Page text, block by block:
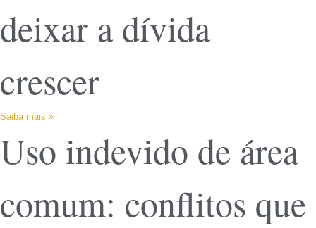
deixar a dívida
crescer
Saiba mais »
Uso indevido de área
comum: conflitos que